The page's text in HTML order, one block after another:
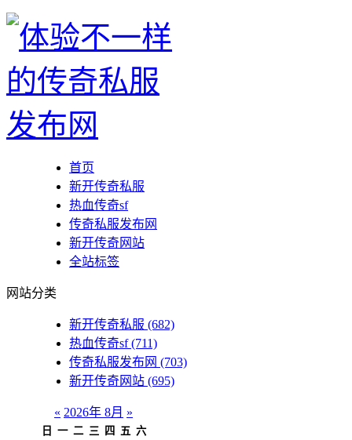
首页
新开传奇私服
热血传奇sf
传奇私服发布网
新开传奇网站
全站标签
网站分类
新开传奇私服 (682)
热血传奇sf(711)
传奇私服发布网 (703)
新开传奇网站 (695)
« 2026年 8月 »
日 一 二 三 四 五 六